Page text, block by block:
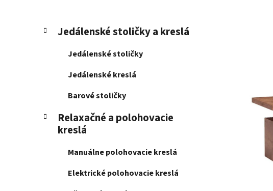
B
n
Preskočiť
kategórie
K
a
e
Jedálenské stoličky a kreslá
Jedálenské stoličky
Jedálenské kreslá
Barové stoličky
Relaxačné a polohovacie
kreslá
Manuálne polohovacie kreslá
Elektrické polohovacie kreslá